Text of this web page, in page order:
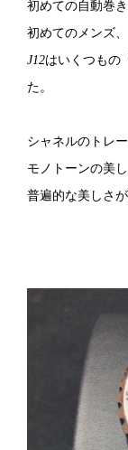
初めての自動巻き
初めてのメンズ
J12はいくつもの
た。
シャネルのトレ
モノトーンの美
普遍的な美しさが